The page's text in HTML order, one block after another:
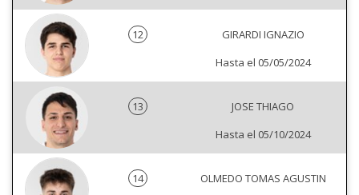
12
GIRARDI IGNAZIO
Hasta el 05/05/2024
13
JOSE THIAGO
Hasta el 05/10/2024
14
OLMEDO TOMAS AGUSTIN